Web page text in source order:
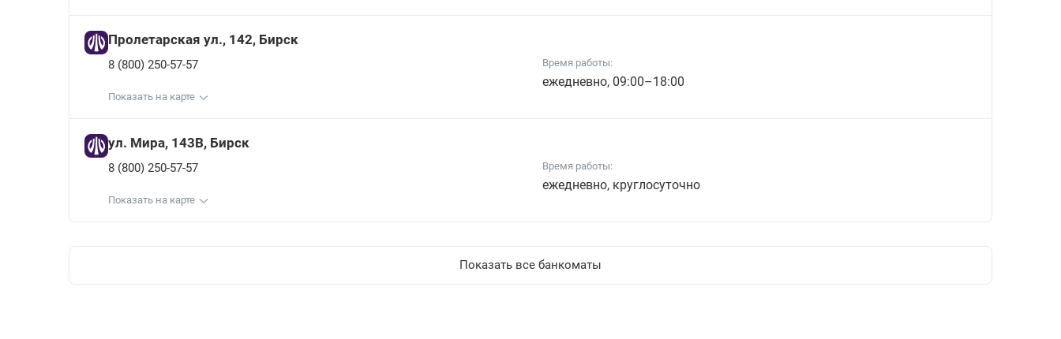
Пролетарская ул., 142, Бирск
8 (800) 250-57-57 Время работы:
ежедневно, 09:00–18:00
Показать на карте
ул. Мира, 143В, Бирск
8 (800) 250-57-57 Время работы:
ежедневно, круглосуточно
Показать на карте
Показать все банкоматы